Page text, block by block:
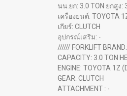
นน.ยก: 3.0 TON ยกสูง:
เครื่องยนต์: TOYOTA
เกียร์: CLUTCH
อุปกรณ์เสริม: -
////// FORKLIFT
CAPACITY: 3.0 TON
ENGINE: TOYOTA 1Z
GEAR: CLUTCH
ATTACHMENT : -